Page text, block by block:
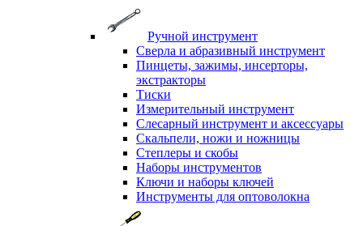
Ручной инструмент
Сверла и абразивный инструмент
Пинцеты, зажимы, инсерторы,
экстракторы
Тиски
Измерительный инструмент
Слесарный инструмент и аксессуары
Скальпели, ножи и ножницы
Степлеры и скобы
Наборы инструментов
Ключи и наборы ключей
Инструменты для оптоволокна